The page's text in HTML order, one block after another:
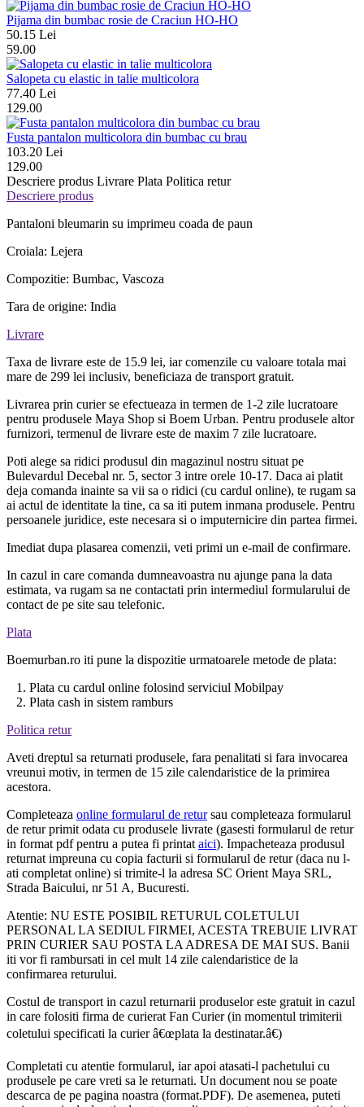
Pijama din bumbac rosie de Craciun HO-HO
50.15 Lei
59.00
Salopeta cu elastic in talie multicolora
77.40 Lei
129.00
Fusta pantalon multicolora din bumbac cu brau
103.20 Lei
129.00
Descriere produs Livrare Plata Politica retur
Descriere produs
Pantaloni bleumarin su imprimeu coada de paun
Croiala: Lejera
Compozitie: Bumbac, Vascoza
Tara de origine: India
Livrare
Taxa de livrare este de 15.9 lei, iar comenzile cu valoare totala mai
mare de 299 lei inclusiv, beneficiaza de transport gratuit.
Livrarea prin curier se efectueaza in termen de 1-2 zile lucratoare
pentru produsele Maya Shop si Boem Urban. Pentru produsele altor
furnizori, termenul de livrare este de maxim 7 zile lucratoare.
Poti alege sa ridici produsul din magazinul nostru situat pe
Bulevardul Decebal nr. 5, sector 3 intre orele 10-17. Daca ai platit
deja comanda inainte sa vii sa o ridici (cu cardul online), te rugam sa
ai actul de identitate la tine, ca sa iti putem inmana produsele. Pentru
persoanele juridice, este necesara si o imputernicire din partea firmei.
Imediat dupa plasarea comenzii, veti primi un e-mail de confirmare.
In cazul in care comanda dumneavoastra nu ajunge pana la data
estimata, va rugam sa ne contactati prin intermediul formularului de
contact de pe site sau telefonic.
Plata
Boemurban.ro iti pune la dispozitie urmatoarele metode de plata:
1. Plata cu cardul online folosind serviciul Mobilpay
2. Plata cash in sistem ramburs
Politica retur
Aveti dreptul sa returnati produsele, fara penalitati si fara invocarea
vreunui motiv, in termen de 15 zile calendaristice de la primirea
acestora.
Completeaza online formularul de retursau completeaza formularul
de retur primit odata cu produsele livrate (gasesti formularul de retur
in format pdf pentru a putea fi printat aici). Impacheteaza produsul
returnat impreuna cu copia facturii si formularul de retur (daca nu l-
ati completat online) si trimite-l la adresa SC Orient Maya SRL,
Strada Baicului, nr 51 A, Bucuresti.
Atentie: NU ESTE POSIBIL RETURUL COLETULUI
PERSONAL LA SEDIUL FIRMEI, ACESTA TREBUIE LIVRAT
PRIN CURIER SAU POSTA LA ADRESA DE MAI SUS. Banii
iti vor fi rambursati in cel mult 14 zile calendaristice de la
confirmarea returului.
Costul de transport in cazul returnarii produselor este gratuit in cazul
in care folositi firma de curierat Fan Curier (in momentul trimiterii
coletului specificati la curier â€œplata la destinatar.â€)
Completati cu atentie formularul, iar apoi atasati-l pachetului cu
produsele pe care vreti sa le returnati. Un document nou se poate
descarca de pe pagina noastra (format.PDF). De asemenea, puteti